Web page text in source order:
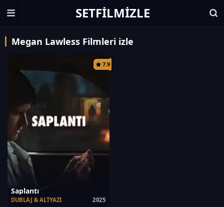
SETFILMIZLE
Megan Lawless Filmleri izle
7.9
Saplantı
2025
DUBLAJ & ALTYAZI